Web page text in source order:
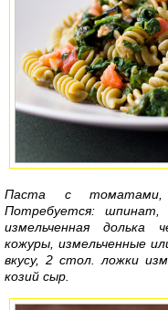
Паста с
Потребуется: шпинат,
измельченная
кожуры, измельченные
вкусу, 2 стол. ложки
козий сыр.